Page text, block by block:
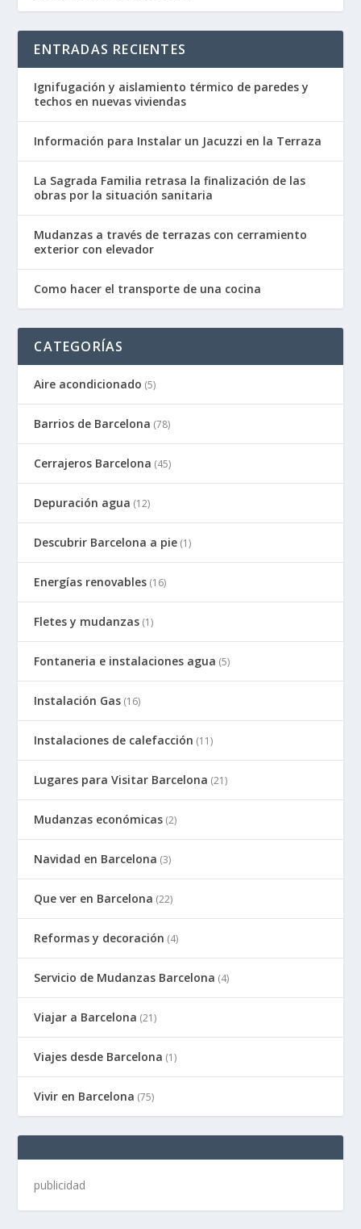
ENTRADAS RECIENTES
Ignifugación y aislamiento térmico de paredes y
techos en nuevas viviendas
Información para Instalar un Jacuzzi en la Terraza
La Sagrada Familia retrasa la finalización de las
obras por la situación sanitaria
Mudanzas a través de terrazas con cerramiento
exterior con elevador
Como hacer el transporte de una cocina
CATEGORÍAS
Aire acondicionado (5)
Barrios de Barcelona (78)
Cerrajeros Barcelona (45)
Depuración agua (12)
Descubrir Barcelona a pie (1)
Energías renovables (16)
Fletes y mudanzas (1)
Fontaneria e instalaciones agua (5)
Instalación Gas (16)
Instalaciones de calefacción (11)
Lugares para Visitar Barcelona (21)
Mudanzas económicas (2)
Navidad en Barcelona (3)
Que ver en Barcelona (22)
Reformas y decoración (4)
Servicio de Mudanzas Barcelona (4)
Viajar a Barcelona (21)
Viajes desde Barcelona (1)
Vivir en Barcelona (75)
publicidad